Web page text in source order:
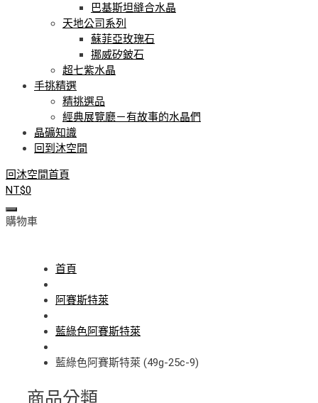
巴基斯坦縫合水晶
天地公司系列
蘇菲亞玫瑰石
挪威矽鈹石
超七紫水晶
手挑精選
精挑選品
經典展覽廳－有故事的水晶們
晶礦知識
回到沐空間
回沐空間首頁
NT$0
購物車
首頁
阿賽斯特萊
藍綠色阿賽斯特萊
藍綠色阿賽斯特萊 (49g-25c-9)
商品分類